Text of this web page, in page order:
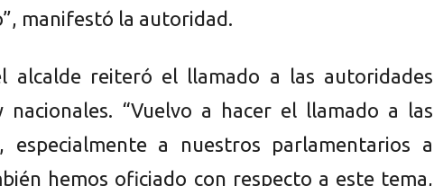
manifestó la autoridad.
alcalde reiteró el llamado a las autoridades
nacionales. “Vuelvo a hacer el llamado a las
especialmente a nuestros parlamentarios a
hemos oficiado con respecto a este tema,